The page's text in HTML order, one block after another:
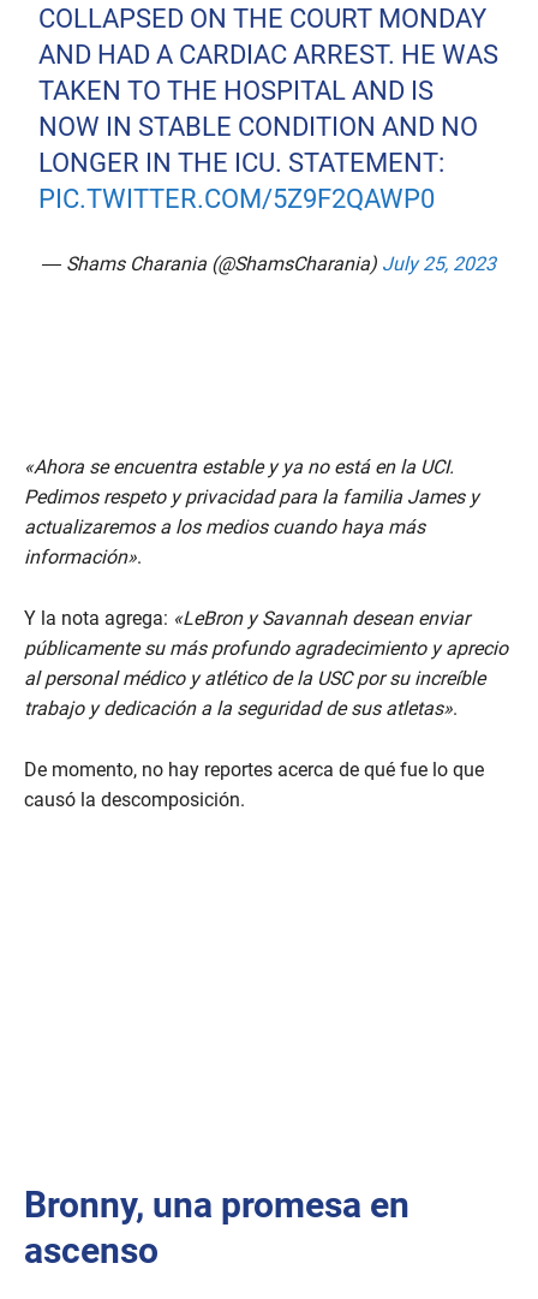
COLLAPSED ON THE COURT MONDAY
AND HAD A CARDIAC ARREST. HE WAS
TAKEN TO THE HOSPITAL AND IS
NOW IN STABLE CONDITION AND NO
LONGER IN THE ICU. STATEMENT:
PIC.TWITTER.COM/5Z9F2QAWP0
— Shams Charania (@ShamsCharania) July 25, 2023
«Ahora se encuentra estable y ya no está en la UCI.
Pedimos respeto y privacidad para la familia James y
actualizaremos a los medios cuando haya más
información».
Y la nota agrega: «LeBron y Savannah desean enviar
públicamente su más profundo agradecimiento y aprecio
al personal médico y atlético de la USC por su increíble
trabajo y dedicación a la seguridad de sus atletas».
De momento, no hay reportes acerca de qué fue lo que
causó la descomposición.
Bronny, una promesa en
ascenso